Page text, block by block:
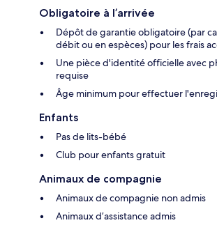
Obligatoire à l’arrivée
Dépôt de garantie obligatoire (par
débit ou en espèces) pour les frais
Une pièce d'identité officielle avec
requise
Âge minimum pour effectuer
Enfants
Pas de lits-bébé
Club pour enfants gratuit
Animaux de compagnie
Animaux de compagnie non admis
Animaux d’assistance admis